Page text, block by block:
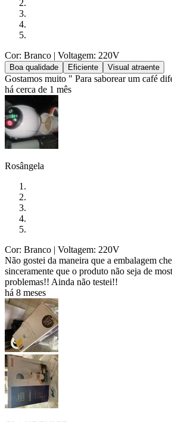
Cor: Branco | Voltagem: 220V
Boa qualidade Eficiente Visual atraente
Gostamos muito " Para saborear um café
há cerca de 1 mês
Rosângela
Cor: Branco | Voltagem: 220V
Não gostei da maneira que a embalagem
sinceramente que o produto não seja de
problemas!! Ainda não testei!!
há 8 meses